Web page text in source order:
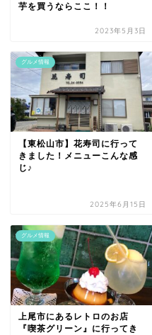
芋を買うならここ！！
2023年5月3日
グルメ情報
【東松山市】花寿司に行って
きました！メニューこんな感
じ♪
2025年6月15日
グルメ情報
上尾市にあるレトロのお店
『喫茶グリーン』に行ってき